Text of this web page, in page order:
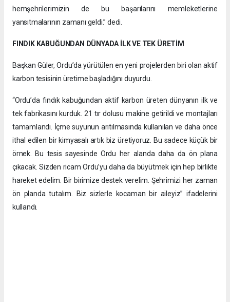
hemşehrilerimizin de bu başarılarını memleketlerine
yansıtmalarının zamanı geldi.” dedi.
FINDIK KABUĞUNDAN DÜNYADA İLK VE TEK ÜRETİM
Başkan Güler, Ordu’da yürütülen en yeni projelerden biri olan aktif
karbon tesisinin üretime başladığını duyurdu.
“Ordu’da fındık kabuğundan aktif karbon üreten dünyanın ilk ve
tek fabrikasını kurduk. 21 tır dolusu makine getirildi ve montajları
tamamlandı. İçme suyunun arıtılmasında kullanılan ve daha önce
ithal edilen bir kimyasalı artık biz üretiyoruz. Bu sadece küçük bir
örnek. Bu tesis sayesinde Ordu her alanda daha da ön plana
çıkacak. Sizden ricam Ordu’yu daha da büyütmek için hep birlikte
hareket edelim. Bir birimize destek verelim. Şehrimizi her zaman
ön planda tutalım. Biz sizlerle kocaman bir aileyiz” ifadelerini
kullandı.